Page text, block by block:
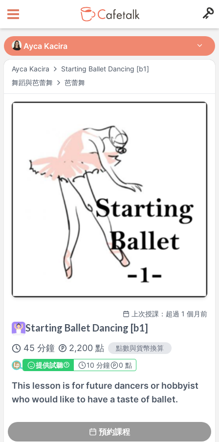
Ayca Kacira
Starting Ballet Dancing [b1]
舞蹈與芭蕾舞
芭蕾舞
上次授課：超過 1 個月前
Starting Ballet Dancing [b1]
45 分鐘 2,200點 點數與貨幣換算
提供試聽 10 分鐘 0 點
This lesson is for future dancers or hobbyist
who would like to have a taste of ballet.
預約課程
Ayca Kacira
Ayca Kacira
來自 住在
199 55
週一 22:00 – 週二
週二
23:00 –週三
週三 23:00 –週四
週四 23:00 –週五
週五 23:00 –週六
週六
23:00 週日 04:00
可能有其他時段，請於預約時確認。
Asia/Tokyo 時間。
講師檔案
100%課程滿意保證